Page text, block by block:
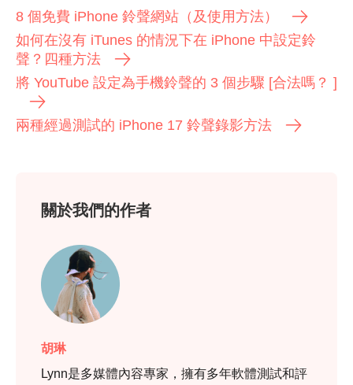
第 3 步。
8 個免費 iPhone 鈴聲網站（及使用方法）
如何在沒有 iTunes 的情況下在 iPhone 中設定鈴
聲？四種方法
將 YouTube 設定為手機鈴聲的 3 個步驟 [合法嗎？ ]
兩種經過測試的 iPhone 17 鈴聲錄影方法
關於我們的作者
胡琳
Lynn是多媒體內容專家，擁有多年軟體測試和評